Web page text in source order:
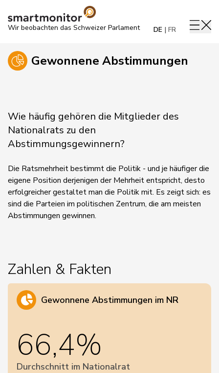
Wir beobachten das Schweizer Parlament DE FR
Gewonnene Abstimmungen
Wie häufig gehören die Mitglieder des
Nationalrats zu den
Abstimmungsgewinnern?
Die Ratsmehrheit bestimmt die Politik - und je häufiger die
eigene Position derjenigen der Mehrheit entspricht, desto
erfolgreicher gestaltet man die Politik mit. Es zeigt sich: es
sind die Parteien im politischen Zentrum, die am meisten
Abstimmungen gewinnen.
Zahlen & Fakten
Gewonnene Abstimmungen im NR
66,4%
Durchschnitt im Nationalrat